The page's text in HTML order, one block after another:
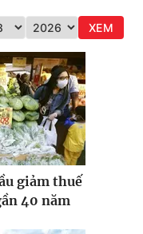
XEM
giảm thuế
40 năm